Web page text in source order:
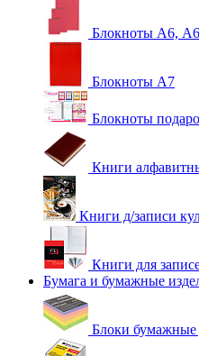
Блокноты А6,
Блокноты А7
Блокноты
Книги
Книги д/записи
Книги для
Бумага и бумажные
Блоки бумажные